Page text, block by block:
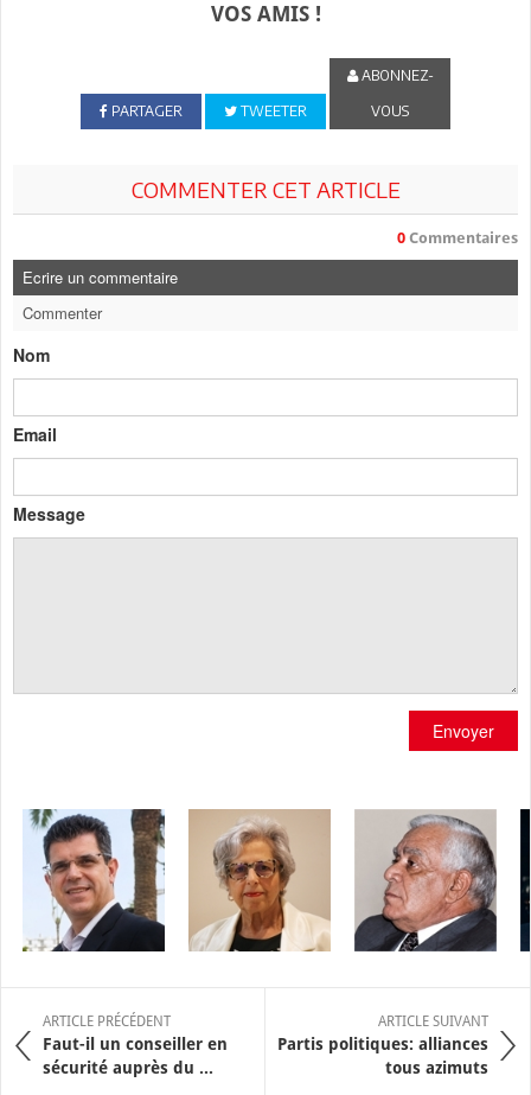
VOS AMIS !
PARTAGER TWEETER
ABONNEZ-
VOUS
COMMENTER CET ARTICLE
0 Commentaires
Ecrire un commentaire
Commenter
Nom
Email
Message
Envoyer
ARTICLE PRÉCÉDENT
Faut-il un conseiller en
sécurité auprès du ...
ARTICLE SUIVANT
Partis politiques: alliances
tous azimuts